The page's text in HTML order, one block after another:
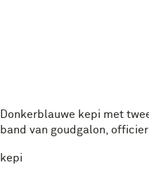
Donkerblauwe kepi met
band van goudgalon,
kepi